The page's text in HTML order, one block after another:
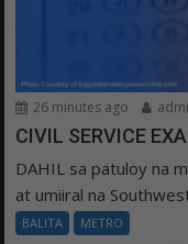
26 minutes ago
CIVIL SERVICE
DAHIL sa patuloy na
at umiiral na
BALITA METRO